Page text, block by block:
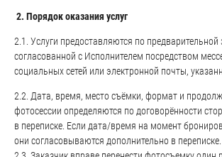
2. Порядок оказания услуг
2.1. Услуги предоставляются по предварительной
согласованной с Исполнителем посредством
социальных сетей или электронной почты,
2.2. Дата, время, место съёмки, формат и
фотосессии определяются по договорённости
в переписке. Если дата/время на момент
они согласовываются дополнительно в переписке.